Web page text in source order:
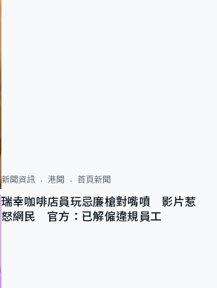
新聞資訊 港聞 首頁新聞
瑞幸咖啡店員玩忌廉槍對嘴噴 影片惹
怒網民 官方：已解僱違規員工